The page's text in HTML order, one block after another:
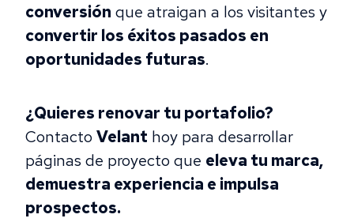
conversión que atraigan a los visitantes y
convertir los éxitos pasados en
oportunidades futuras.
¿Quieres renovar tu portafolio?
Contacto Velant hoy para desarrollar
páginas de proyecto que eleva tu marca,
demuestra experiencia e impulsa
prospectos.